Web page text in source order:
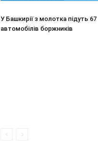
У Башкирії з молотка підуть 67
автомобілів боржників